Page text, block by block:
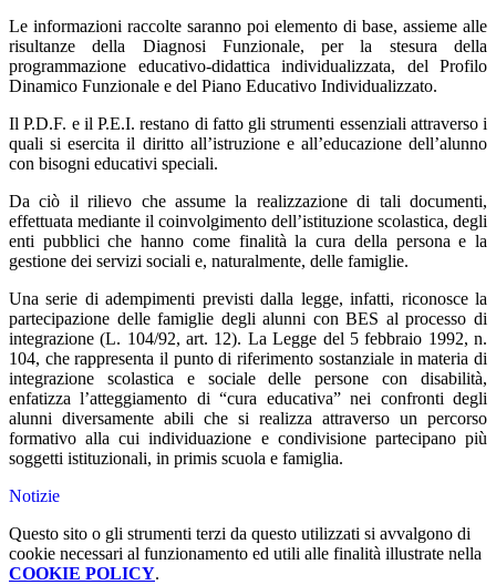
Le informazioni raccolte saranno poi elemento di base, assieme alle
risultanze della Diagnosi Funzionale, per la stesura della
programmazione educativo-didattica individualizzata, del Profilo
Dinamico Funzionale e del Piano Educativo Individualizzato.
Il P.D.F. e il P.E.I. restano di fatto gli strumenti essenziali attraverso i
quali si esercita il diritto all’istruzione e all’educazione dell’alunno
con bisogni educativi speciali.
Da ciò il rilievo che assume la realizzazione di tali documenti,
effettuata mediante il coinvolgimento dell’istituzione scolastica, degli
enti pubblici che hanno come finalità la cura della persona e la
gestione dei servizi sociali e, naturalmente, delle famiglie.
Una serie di adempimenti previsti dalla legge, infatti, riconosce la
partecipazione delle famiglie degli alunni con BES al processo di
integrazione (L. 104/92, art. 12). La Legge del 5 febbraio 1992, n.
104, che rappresenta il punto di riferimento sostanziale in materia di
integrazione scolastica e sociale delle persone con disabilità,
enfatizza l’atteggiamento di “cura educativa” nei confronti degli
alunni diversamente abili che si realizza attraverso un percorso
formativo alla cui individuazione e condivisione partecipano più
soggetti istituzionali, in primis scuola e famiglia.
Notizie
Questo sito o gli strumenti terzi da questo utilizzati si avvalgono di
cookie necessari al funzionamento ed utili alle finalità illustrate nella
COOKIE POLICY.